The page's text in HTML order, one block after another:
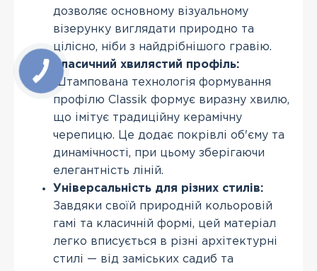
дозволяє основному візуальному
візерунку виглядати природно та
цілісно, ніби з найдрібнішого гравію.
Класичний хвилястий профіль:
Штампована технологія формування
профілю Classik формує виразну хвилю,
що імітує традиційну керамічну
черепицю. Це додає покрівлі об'єму та
динамічності, при цьому зберігаючи
елегантність ліній.
Універсальність для різних стилів:
Завдяки своїй природній кольоровій
гамі та класичній формі, цей матеріал
легко вписується в різні архітектурні
стилі — від заміських садиб та